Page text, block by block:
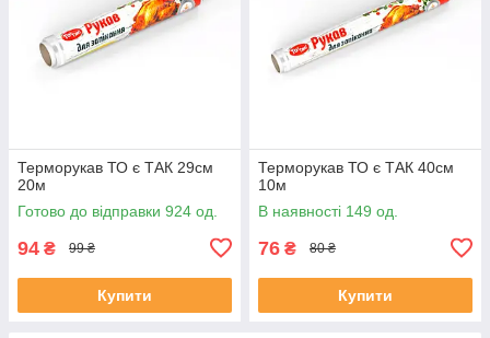
Терморукав ТО є ТАК 29см
20м
Готово до відправки 924 од.
94 ₴ 99 ₴
Купити
Терморукав ТО є ТАК 40см
10м
В наявності 149 од.
76 ₴ 80 ₴
Купити